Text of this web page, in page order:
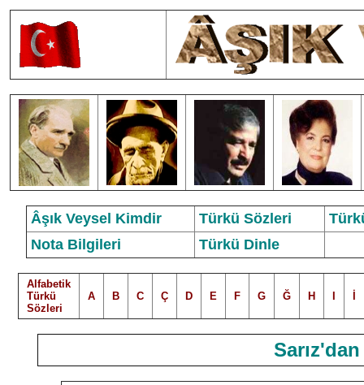
Âşık Veysel Kimdir Türkü Sözleri
Nota Bilgileri
Türkü Dinle
Alfabetik
Türkü
Sözleri
A B C Ç D E F G Ğ H